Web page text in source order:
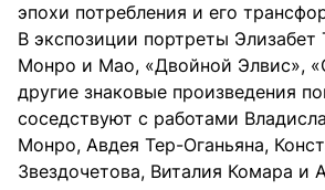
эпохи потребления и его
В экспозиции портреты
Монро и Мао, «Двойной Элвис»,
другие знаковые произведения
соседствуют с работами
Монро, Авдея Тер-Оганьяна,
Звездочетова, Виталия Комара и